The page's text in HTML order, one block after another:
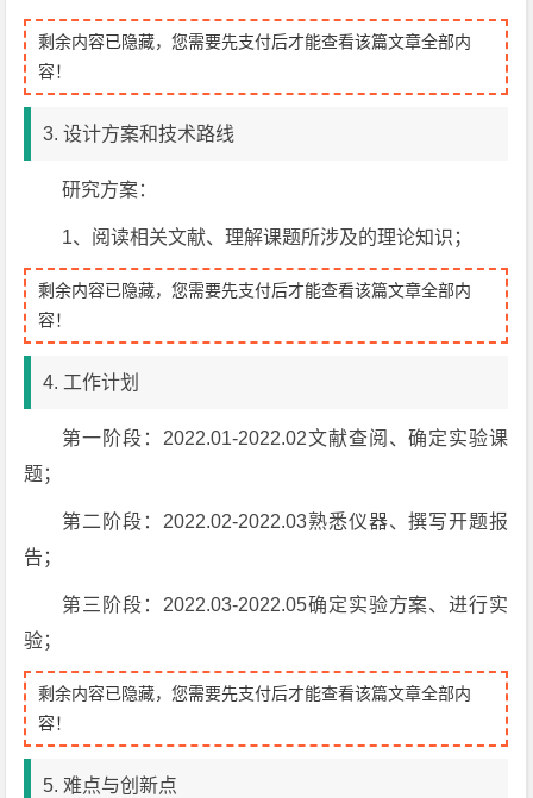
剩余内容已隐藏，您需要先支付后才能查看该篇文章全部内
容！
3. 设计方案和技术路线
研究方案：
1、阅读相关文献、理解课题所涉及的理论知识；
剩余内容已隐藏，您需要先支付后才能查看该篇文章全部内
容！
4. 工作计划
第一阶段：2022.01-2022.02文献查阅、确定实验课
题；
第二阶段：2022.02-2022.03熟悉仪器、撰写开题报
告；
第三阶段：2022.03-2022.05确定实验方案、进行实
验；
剩余内容已隐藏，您需要先支付后才能查看该篇文章全部内
容！
5. 难点与创新点